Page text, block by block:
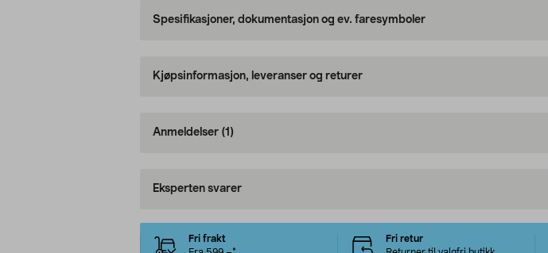
Spesifikasjoner, dokumentasjon og ev. faresymboler
Kjøpsinformasjon, leveranser og returer
Anmeldelser (1)
Eksperten svarer
Fri frakt
Fri retur